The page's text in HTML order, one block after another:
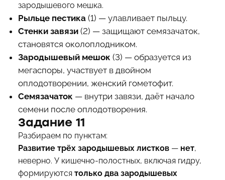
зародышевого мешка.
Рыльце пестика(1) — улавливает пыльцу.
Стенки завязи(2) — защищают семязачаток,
становятся околоплодником.
Зародышевый мешок (3) — образуется из
мегаспоры, участвует в двойном
оплодотворении, женский гометофит.
Семязачаток — внутри завязи, даёт начало
семени после оплодотворения.
Задание 11
Разбираем по пунктам:
Развитие трёх зародышевых листков— нет,
неверно. У кишечно-полостных, включая гидру,
формируются только два зародышевых